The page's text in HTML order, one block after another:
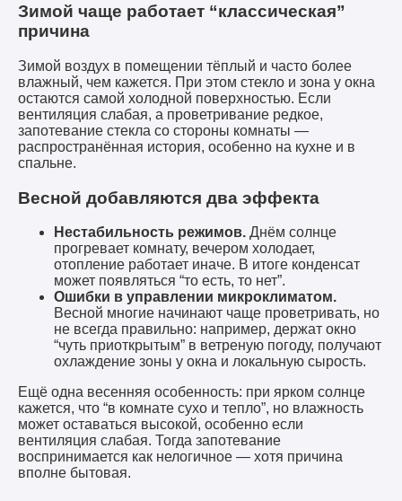
Зимой чаще работает “классическая”
причина
Зимой воздух в помещении тёплый и часто более
влажный, чем кажется. При этом стекло и зона у окна
остаются самой холодной поверхностью. Если
вентиляция слабая, а проветривание редкое,
запотевание стекла со стороны комнаты —
распространённая история, особенно на кухне и в
спальне.
Весной добавляются два эффекта
Нестабильность режимов. Днём солнце
прогревает комнату, вечером холодает,
отопление работает иначе. В итоге конденсат
может появляться “то есть, то нет”.
Ошибки в управлении микроклиматом.
Весной многие начинают чаще проветривать, но
не всегда правильно: например, держат окно
“чуть приоткрытым” в ветреную погоду, получают
охлаждение зоны у окна и локальную сырость.
Ещё одна весенняя особенность: при ярком солнце
кажется, что “в комнате сухо и тепло”, но влажность
может оставаться высокой, особенно если
вентиляция слабая. Тогда запотевание
воспринимается как нелогичное — хотя причина
вполне бытовая.